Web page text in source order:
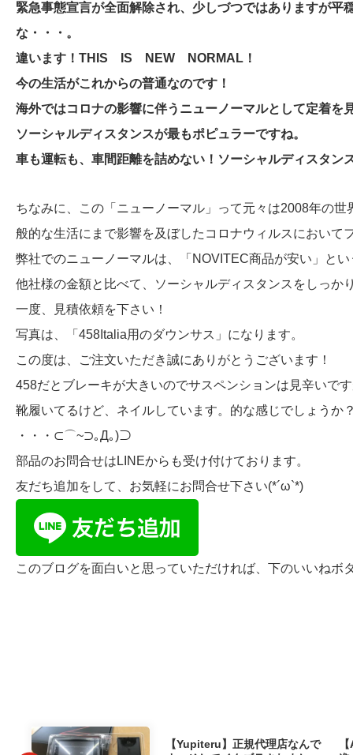
緊急事態宣言が全面解除され、少しづつではありますが
な・・・。
違います！THIS IS NEW NORMAL！
今の生活がこれからの普通なのです！
海外ではコロナの影響に伴うニューノーマルとして定着を
ソーシャルディスタンスが最もポピュラーですね。
車も運転も、車間距離を詰めない！ソーシャルディスタン
ちなみに、この「ニューノーマル」って元々は2008年の
般的な生活にまで影響を及ぼしたコロナウィルスにおいて
弊社でのニューノーマルは、「NOVITEC商品が安い」と
他社様の金額と比べて、ソーシャルディスタンスをしっか
一度、見積依頼を下さい！
写真は、「458Italia用のダウンサス」になります。
この度は、ご注文いただき誠にありがとうございます！
458だとブレーキが大きいのでサスペンションは見辛いで
靴履いてるけど、ネイルしています。的な感じでしょうか
・・・⊂⌒~⊃｡Д｡)⊃
部品のお問合せはLINEからも受け付けております。
友だち追加をして、お気軽にお問合せ下さい(*´ω`*)
このブログを面白いと思っていただければ、下のいいねボ
【Yupiteru】正規代理店なんで